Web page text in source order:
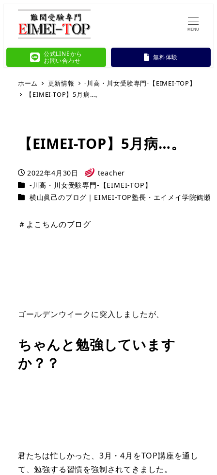
公式LINEから
お問い合わせ
無料体験
MENU
ホーム 更新情報
-川高・川女受験専門-【EIMEI-TOP】
【EIMEI-TOP】5月病…。
【EIMEI-TOP】5月病…。
投稿日
2022年4月30日
著
者
teacher
カテゴリー
-川高・川女受験専門-【EIMEI-TOP】
カテゴリー
横山眞己のブログ｜EIMEI-TOP塾長・エイメイ学院鶴瀬
＃よこちんのブログ
ゴールデンウイークに突入しましたが、
ちゃんと勉強しています
か？？
君たちは忙しかった、3月・4月をTOP講座を通し
て、勉強する習慣を強制されてきました。